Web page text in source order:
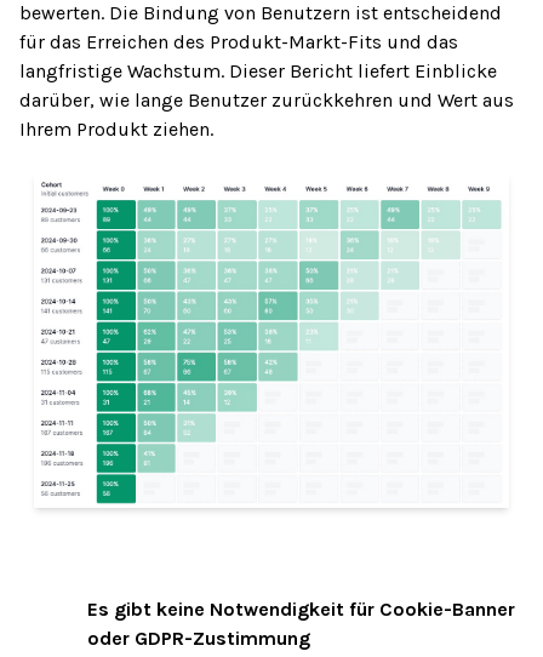
bewerten. Die Bindung von Benutzern ist entscheidend
für das Erreichen des Produkt-Markt-Fits und das
langfristige Wachstum. Dieser Bericht liefert Einblicke
darüber, wie lange Benutzer zurückkehren und Wert aus
Ihrem Produkt ziehen.
Es gibt keine Notwendigkeit für Cookie-Banner
oder GDPR-Zustimmung